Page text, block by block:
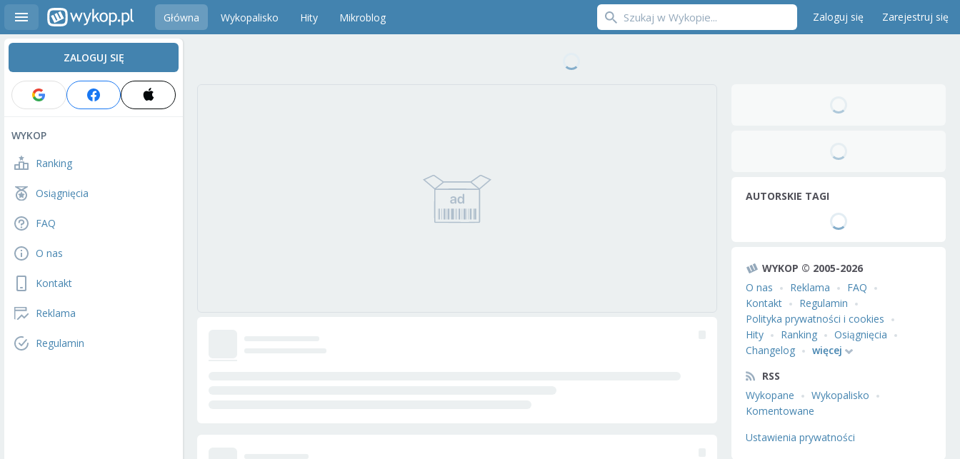
Główna Wykopalisko Hity Mikroblog Zaloguj się Zarejestruj się
ZALOGUJ SIĘ
WYKOP
Ranking
Osiągnięcia
FAQ
O nas
Kontakt
Reklama
Regulamin
AUTORSKIE TAGI
WYKOP © 2005-2026
O nas
Reklama
FAQ
Kontakt
Regulamin
Polityka prywatności i cookies
Hity
Ranking
Osiągnięcia
Changelog
więcej
RSS
Wykopane
Wykopalisko
Komentowane
Ustawienia prywatności